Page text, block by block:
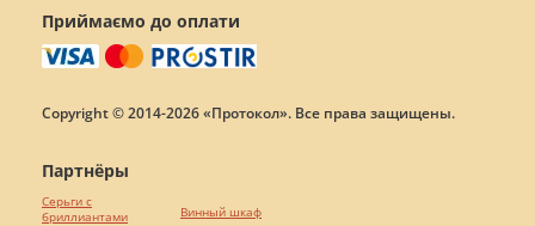
Приймаємо до оплати
Copyright © 2014-2026 «Протокол». Все права защищены.
Партнёры
Серьги с
бриллиантами
Винный шкаф